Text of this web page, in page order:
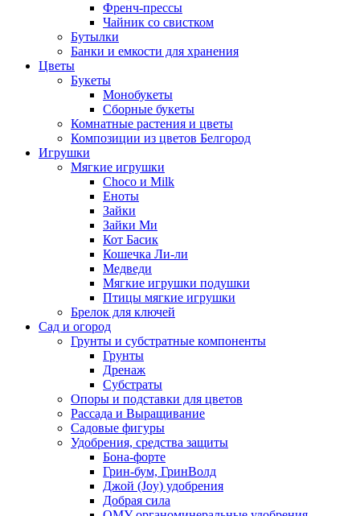
Френч-прессы
Чайник со свистком
Бутылки
Банки и емкости для хранения
Цветы
Букеты
Монобукеты
Сборные букеты
Комнатные растения и цветы
Композиции из цветов Белгород
Игрушки
Мягкие игрушки
Choco и Milk
Еноты
Зайки
Зайки Ми
Кот Басик
Кошечка Ли-ли
Медведи
Мягкие игрушки подушки
Птицы мягкие игрушки
Брелок для ключей
Сад и огород
Грунты и субстратные компоненты
Грунты
Дренаж
Субстраты
Опоры и подставки для цветов
Рассада и Выращивание
Садовые фигуры
Удобрения, средства защиты
Бона-форте
Грин-бум, ГринВолд
Джой (Joy) удобрения
Добрая сила